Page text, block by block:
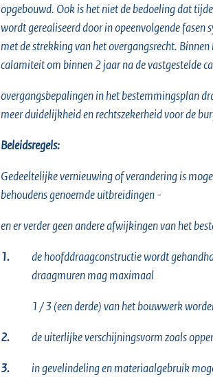
opgebouwd. Ook is het niet de bedoeling dat
wordt gerealiseerd door in opeenvolgende
met de strekking van het overgangsrecht.
calamiteit om binnen 2 jaar na de vastgestelde
overgangsbepalingen in het bestemmingsplan
meer duidelijkheid en rechtszekerheid voor de
Beleidsregels:
Gedeeltelijke vernieuwing of verandering is
behoudens genoemde uitbreidingen -
en er verder geen andere afwijkingen van het
1.
de hoofddraagconstructie wordt
draagmuren mag maximaal
1 / 3 (een derde) van het bouwwerk
2. de uiterlijke verschijningsvorm zoals
3. in gevelindeling en materiaalgebruik